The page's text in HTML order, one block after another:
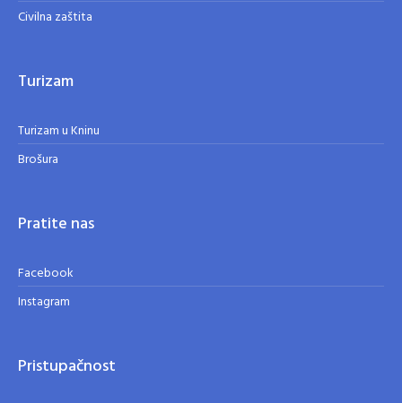
Civilna zaštita
Turizam
Turizam u Kninu
Brošura
Pratite nas
Facebook
Instagram
Pristupačnost